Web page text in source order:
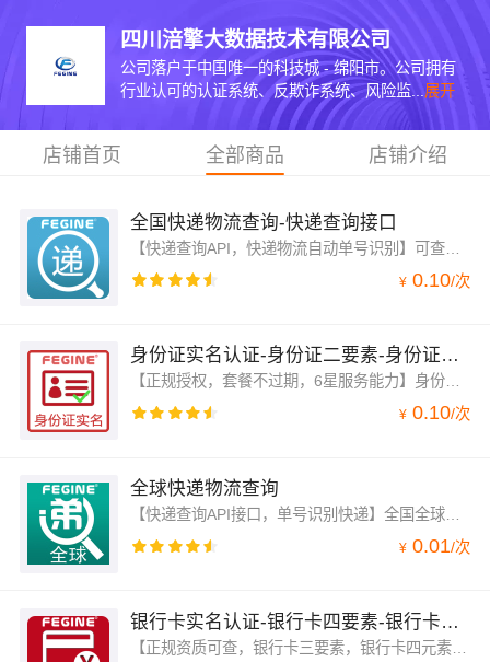
四川涪擎大数据技术有限公司
公司落户于中国唯一的科技城 - 绵阳市。公司拥有
行业认可的认证系统、反欺诈系统、风险监... 展开
店铺首页 全部商品 店铺介绍
全国快递物流查询-快递查询接口
¥ 0.10/次
身份证实名认证-身份证二要素-身份证一致性验证-身份验证
【正规授权，套餐不过期，6星服务能力】身份证认证接口，不受停机维护影响，身份证二要素校验API，实名认证，身份证2元素，身份证2要素，身份证二元素，实时联网核实名查核验身份证一致性验证，身份证号和姓名验证，零缓存，信息验证可靠(旺旺、钉钉、电话技术支持）。
¥ 0.10/次
全球快递物流查询
¥ 0.01/次
银行卡实名认证-银行卡四要素-银行卡四元素-全国银联卡-实时更新-实名校验